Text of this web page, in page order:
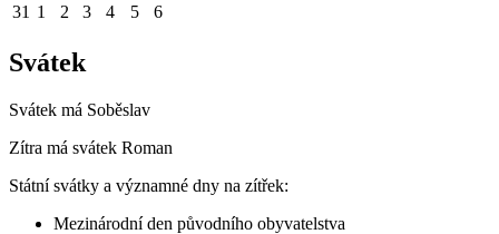
31 1 2 3 4 5 6
Svátek
Svátek má Soběslav
Zítra má svátek Roman
Státní svátky a významné dny na zítřek:
Mezinárodní den původního obyvatelstva